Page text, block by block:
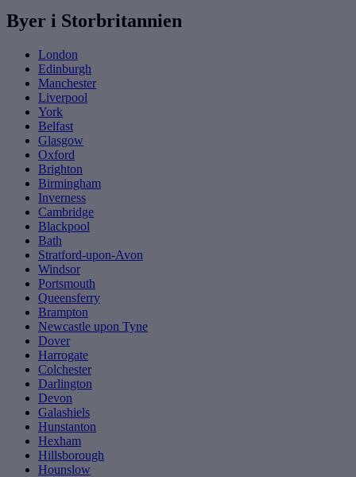
Byer i Storbritannien
London
Edinburgh
Manchester
Liverpool
York
Belfast
Glasgow
Oxford
Brighton
Birmingham
Inverness
Cambridge
Blackpool
Bath
Stratford-upon-Avon
Windsor
Portsmouth
Queensferry
Brampton
Newcastle upon Tyne
Dover
Harrogate
Colchester
Darlington
Devon
Galashiels
Hunstanton
Hexham
Hillsborough
Hounslow